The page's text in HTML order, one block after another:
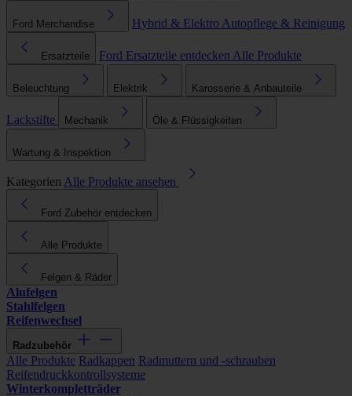
Ford Merchandise Hybrid & Elektro Autopflege & Reinigung
Ersatzteile Ford Ersatzteile entdecken Alle Produkte
Beleuchtung Elektrik Karosserie & Anbauteile
Lackstifte Mechanik Öle & Flüssigkeiten
Wartung & Inspektion
Kategorien Alle Produkte ansehen
Ford Zubehör entdecken
Alle Produkte
Felgen & Räder
Alufelgen
Stahlfelgen
Reifenwechsel
Radzubehör
Alle Produkte Radkappen Radmuttern und -schrauben
Reifendruckkontrollsysteme
Winterkompletträder